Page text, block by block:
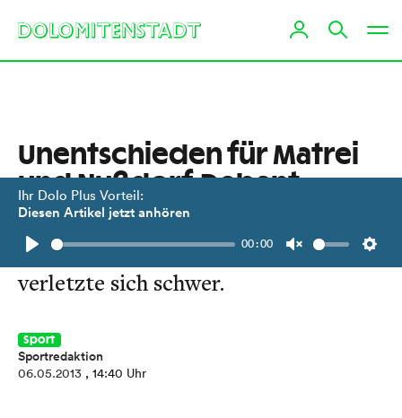
Ihr Dolo Plus Vorteil:
Diesen Artikel jetzt anhören
Play
00:00
Unmute
Unentschieden für Matrei
und Nußdorf-Debant
Keine Siege für Osttirols Unterliga
Teams. Nußdorf-Stürmer Pranter
verletzte sich schwer.
Sport
Sportredaktion
06.05.2013 , 14:40 Uhr